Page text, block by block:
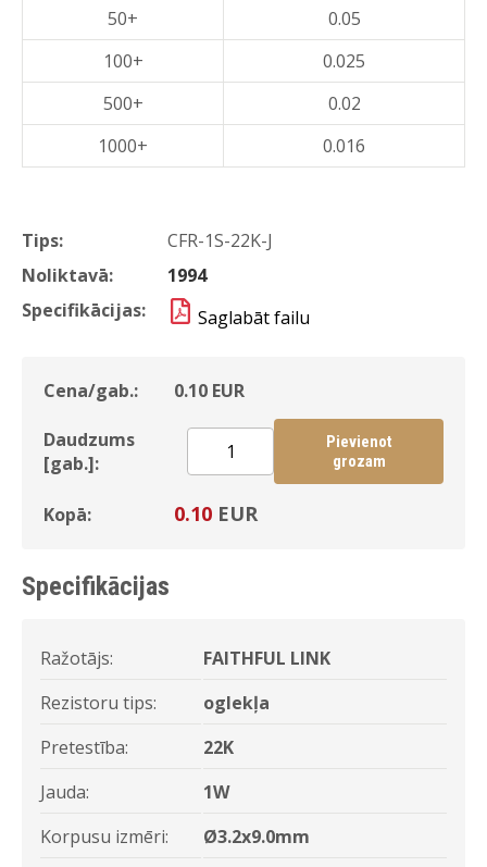
Tips:
CFR-1S-22K-J
Noliktavā:
1994
Specifikācijas:
Saglabāt failu
Cena/gab.: 0.10 EUR
Daudzums
[gab.]:
Pievienot
grozam
Kopā: 0.10 EUR
50+
0.05
100+
0.025
500+
0.02
1000+
0.016
Specifikācijas
Ražotājs:
FAITHFUL LINK
Rezistoru tips:
oglekļa
Pretestība:
22K
Jauda:
1W
Korpusu izmēri:
Ø3.2x9.0mm